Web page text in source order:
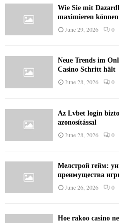
Wie Sie mit
maximieren können
June 29, 2026 0
Neue Trends im
Casino Schritt hält
June 28, 2026 0
Az Lvbet login
azonosítással
June 28, 2026 0
Мелстрой гейм:
преимущества
June 26, 2026 0
Hoe rakoo casino